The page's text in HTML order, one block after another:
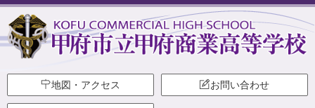
地図・アクセス お問い合わせ